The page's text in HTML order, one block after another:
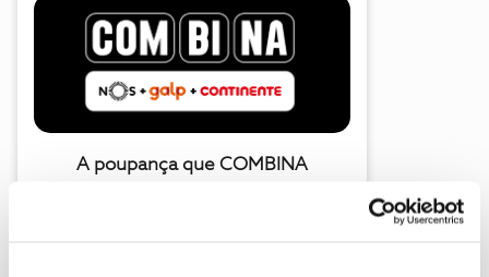
A poupança que COMBINA